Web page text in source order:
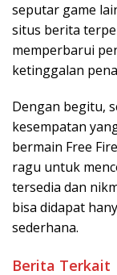
seputar game
situs berita
memperbarui
ketinggalan
Dengan begitu,
kesempatan
bermain Free
ragu untuk
tersedia dan
bisa didapat
sederhana.
Berita Terkait